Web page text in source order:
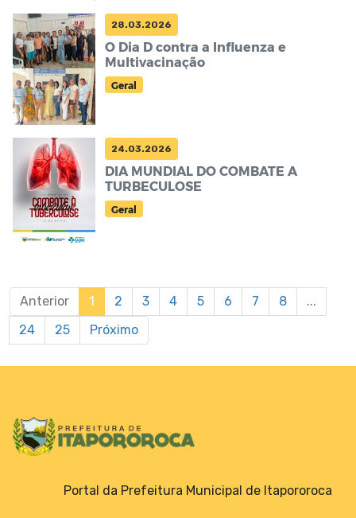
28.03.2026
O Dia D contra a Influenza e
Multivacinação
Geral
24.03.2026
DIA MUNDIAL DO COMBATE A
TURBECULOSE
Geral
Anterior 1 2 3 4 5 6 7 8
...
24
25 Próximo
Portal da Prefeitura Municipal de Itapororoca